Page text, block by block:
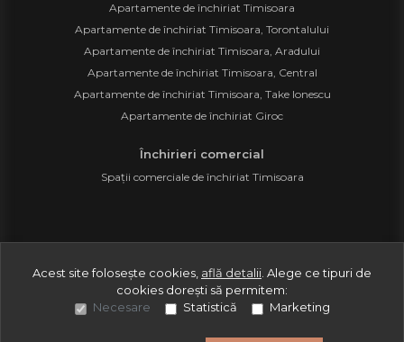
Apartamente de închiriat Timisoara
Apartamente de închiriat Timisoara, Torontalului
Apartamente de închiriat Timisoara, Aradului
Apartamente de închiriat Timisoara, Central
Apartamente de închiriat Timisoara, Take Ionescu
Apartamente de închiriat Giroc
Închirieri comercial
Spații comerciale de închiriat Timisoara
Site creat în
Acest site folosește cookies, află detalii Alege ce tipuri de
cookies dorești să permitem:
Necesare
Statistică Marketing